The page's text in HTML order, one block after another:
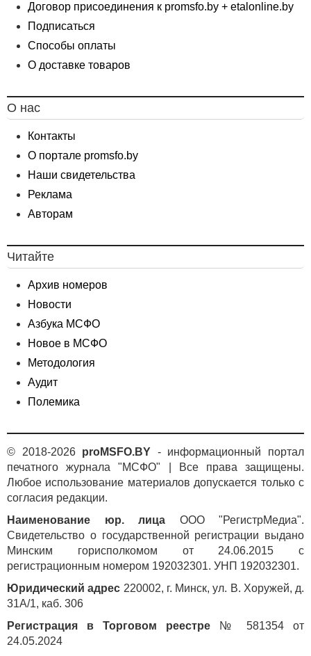
Договор присоединения к promsfo.by + etalonline.by
Подписаться
Способы оплаты
О доставке товаров
О нас
Контакты
О портале promsfo.by
Наши свидетельства
Реклама
Авторам
Читайте
Архив номеров
Новости
Азбука МСФО
Новое в МСФО
Методология
Аудит
Полемика
© 2018-2026 proMSFO.BY - информационный портал
печатного журнала "МСФО" | Все права защищены.
Любое использование материалов допускается только с
согласия редакции.
Наименование юр. лица ООО "РегистрМедиа".
Свидетельство о государственной регистрации выдано
Минским горисполкомом от 24.06.2015 с
регистрационным номером 192032301. УНП 192032301.
Юридический адрес 220002, г. Минск, ул. В. Хоружей, д.
31А/1, каб. 306
Регистрация в Торговом реестре № 581354 от
24.05.2024